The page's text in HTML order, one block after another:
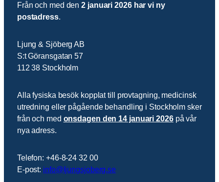
Från och med den2 januari 2026 har vi ny
postadress.
Ljung & Sjöberg AB
S:t Göransgatan 57
112 38 Stockholm
Alla fysiska besök kopplat till provtagning, medicinsk
utredning eller pågående behandling i Stockholm sker
från och med onsdagen den 14 januari 2026på vår
nya adress.
Telefon: +46-8-24 32 00
E-post: info@ljungsjoberg.se